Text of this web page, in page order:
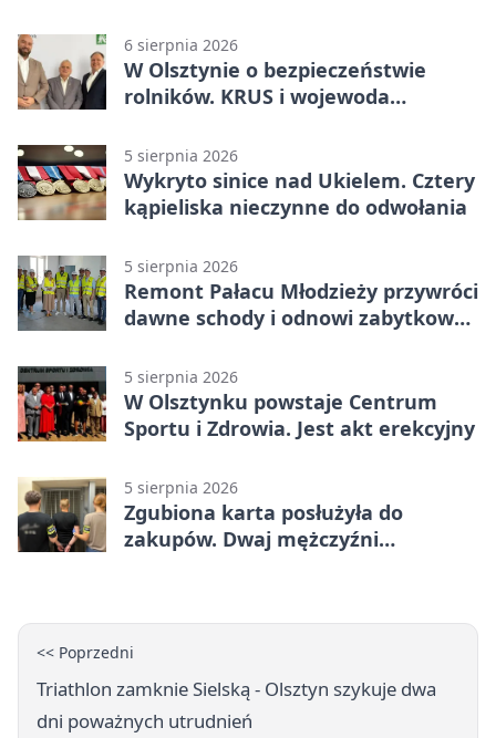
6 sierpnia 2026
W Olsztynie o bezpieczeństwie
rolników. KRUS i wojewoda
5 sierpnia 2026
Wykryto sinice nad Ukielem. Cztery
kąpieliska nieczynne do odwołania
5 sierpnia 2026
Remont Pałacu Młodzieży przywróci
dawne schody i odnowi zabytkowy
5 sierpnia 2026
W Olsztynku powstaje Centrum
Sportu i Zdrowia. Jest akt erekcyjny
5 sierpnia 2026
Zgubiona karta posłużyła do
zakupów. Dwaj mężczyźni
<< Poprzedni
Triathlon zamknie Sielską - Olsztyn szykuje dwa
dni poważnych utrudnień